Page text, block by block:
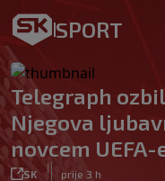
SPORT
Telegraph
Njegova
novcem UEFA-
SK
|
prije 3 h